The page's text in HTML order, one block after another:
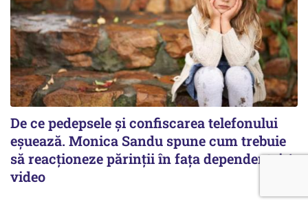
De ce pedepsele și confiscarea telefonului
eșuează. Monica Sandu spune cum trebuie
să reacționeze părinții în fața dependenței /
video